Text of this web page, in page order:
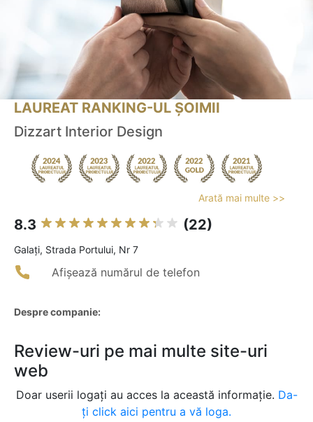
LAUREAT RANKING-UL ȘOIMII
Dizzart Interior Design
Arată mai multe >>
8.3 (22)
Galaţi, Strada Portului, Nr 7
Afișează numărul de telefon
Despre companie:
Review-uri pe mai multe site-uri
web
Doar userii logați au acces la această informație. Da-
ți click aici pentru a vă loga.